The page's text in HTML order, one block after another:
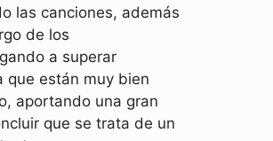
las canciones, además
de los
a superar
que están muy bien
aportando una gran
que se trata de un